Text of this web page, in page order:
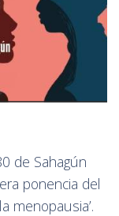
de Sahagún
ponencia del
menopausia’.